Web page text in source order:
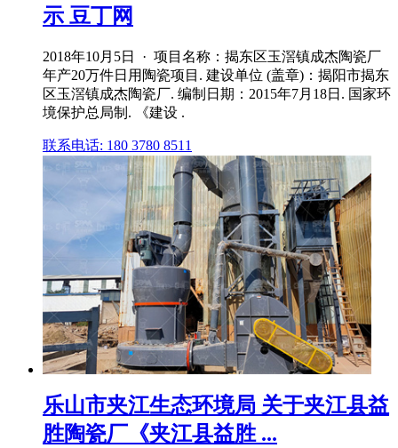
示 豆丁网
2018年10月5日 · 项目名称：揭东区玉滘镇成杰陶瓷厂
年产20万件日用陶瓷项目. 建设单位 (盖章)：揭阳市揭东
区玉滘镇成杰陶瓷厂. 编制日期：2015年7月18日. 国家环
境保护总局制. 《建设 .
联系电话: 180 3780 8511
乐山市夹江生态环境局 关于夹江县益
胜陶瓷厂《夹江县益胜 ...